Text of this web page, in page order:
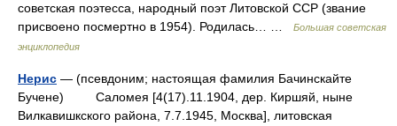
советская поэтесса, народный поэт Литовской ССР (звание
присвоено посмертно в 1954). Родилась… …
Большая советская
энциклопедия
Нерис — (псевдоним; настоящая фамилия Бачинскайте
Бучене) Саломея [4(17).11.1904, дер. Киршяй, ныне
Вилкавишкского района, 7.7.1945, Москва], литовская